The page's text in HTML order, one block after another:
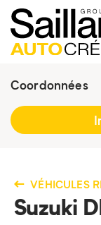
Coordonnées
9h -
418 659-
VÉHICULES
Suzuki